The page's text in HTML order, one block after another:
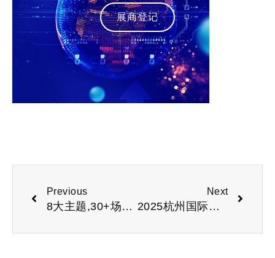
展商登记
Previous
8大主题,30+场活动,300+展商|2025深圳国际人工智能展蓄势待发
Next
2025杭州国际人型机器人与机器人技术展览会